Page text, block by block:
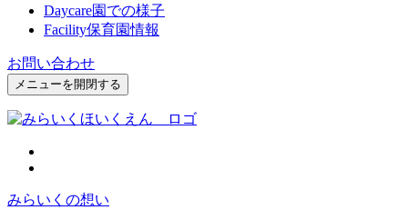
Daycare園での様子
Facility保育園情報
お問い合わせ
メニューを開閉する
みらいくの想い